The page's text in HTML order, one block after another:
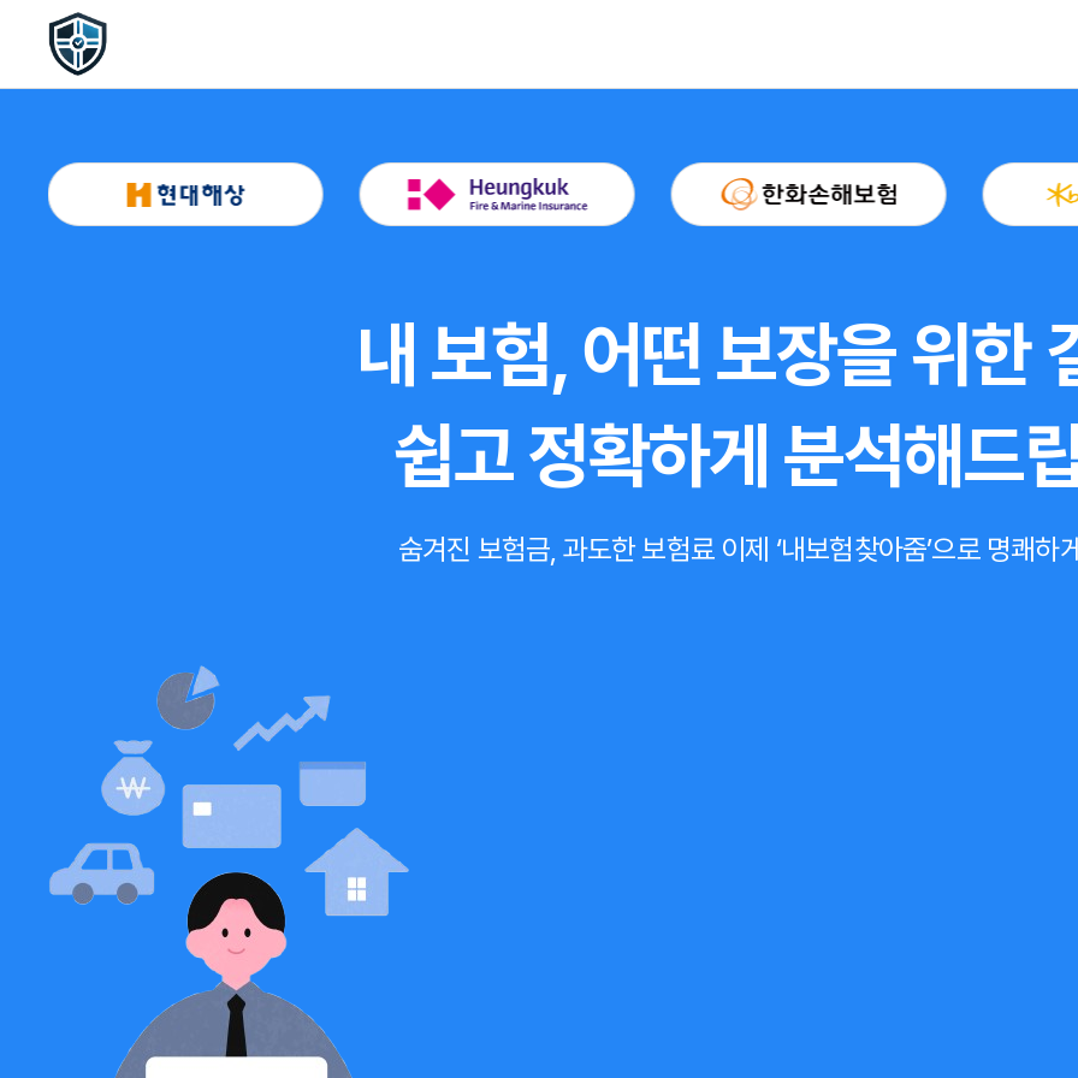
내 보험, 어떤 보장을 위한
쉽고 정확하게 분석해드
숨겨진 보험금, 과도한 보험료이제 ‘내보험찾아줌’으로 명쾌하